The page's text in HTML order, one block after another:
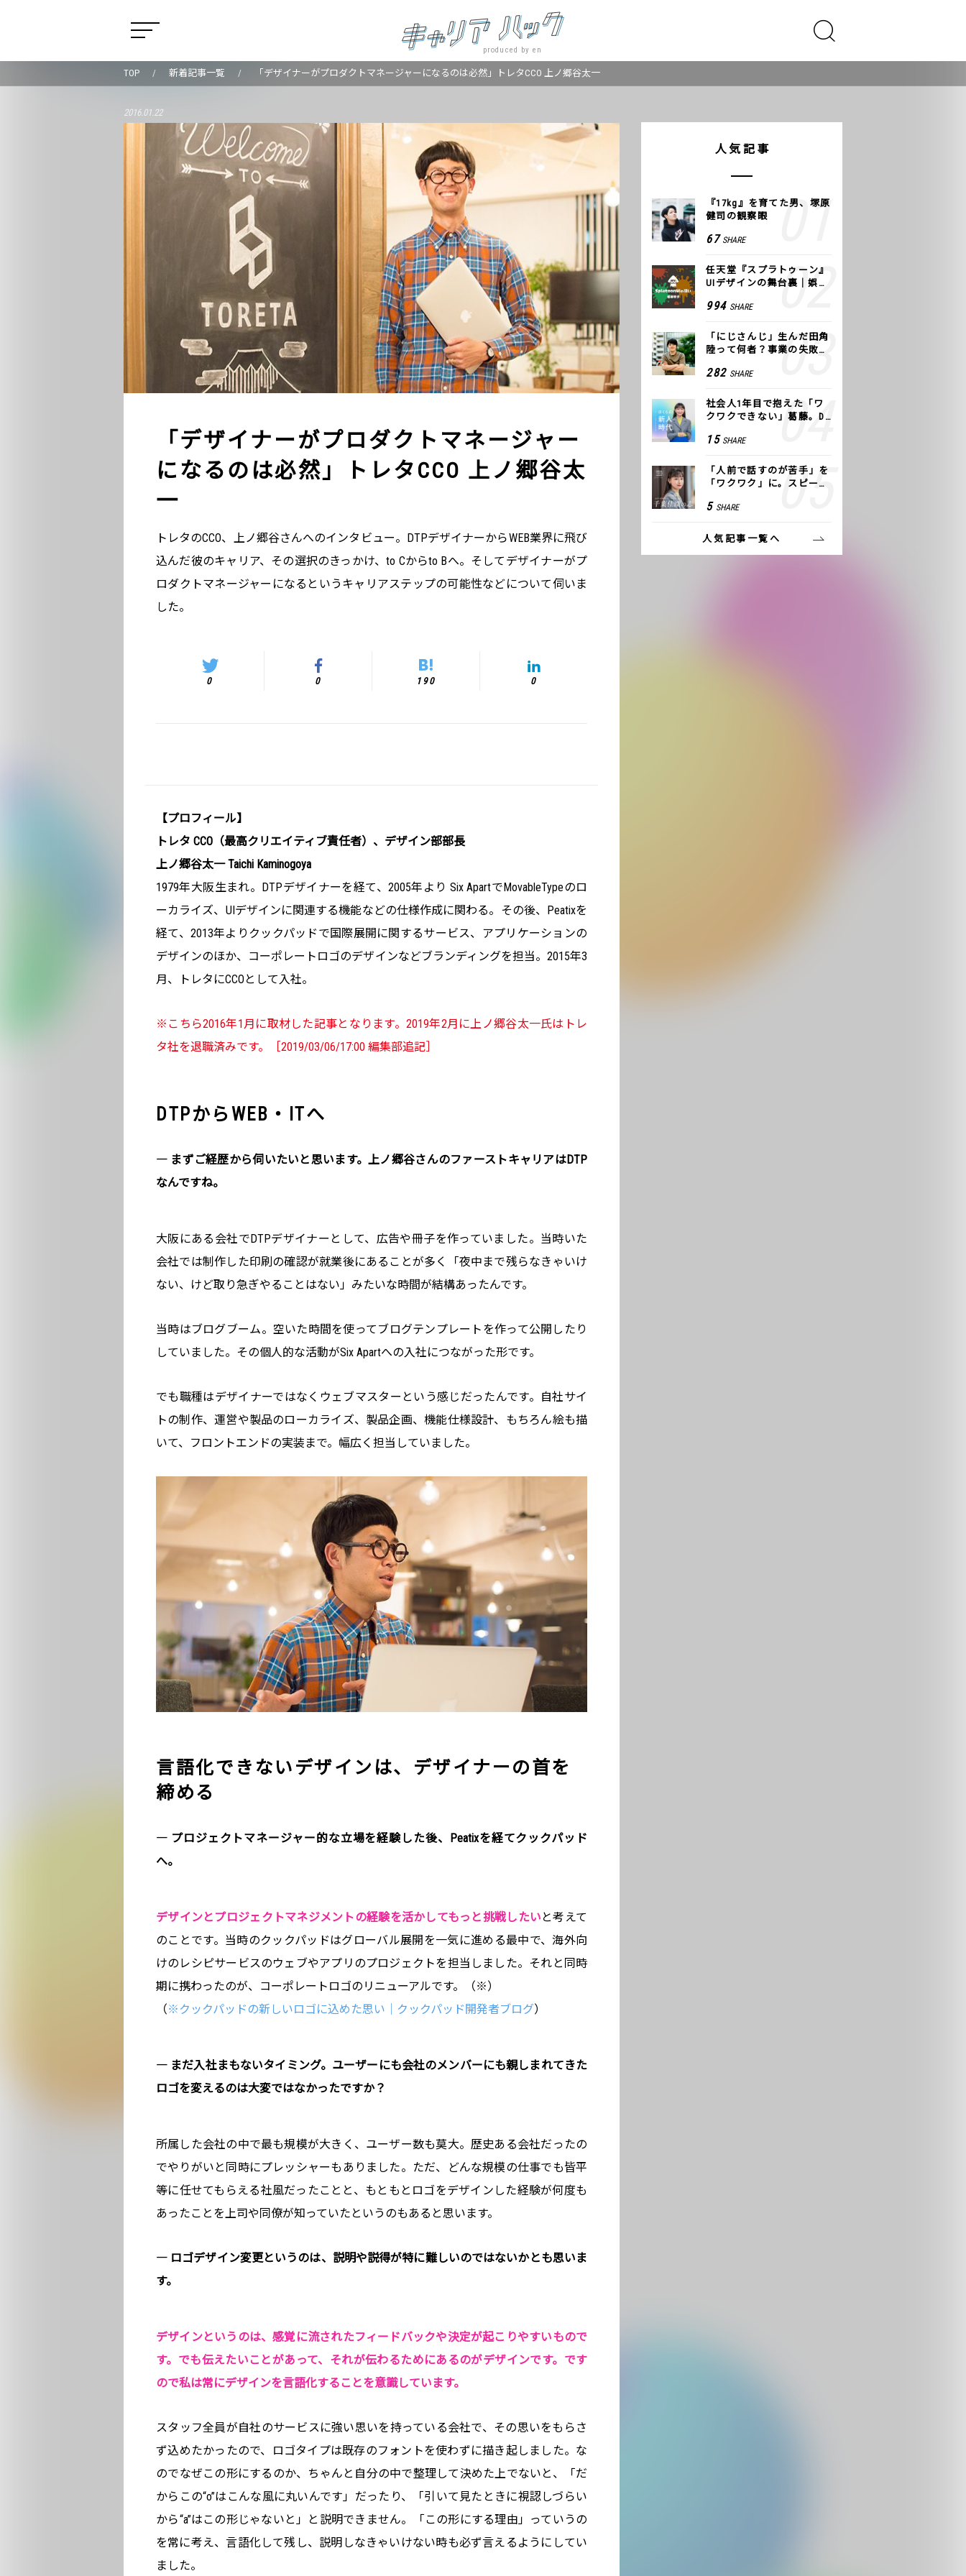
produced by en
TOP 新着記事一覧 「デザイナーがプロダクトマネージャーになるのは必然」トレタCCO 上ノ郷谷太一
2016.01.22
「デザイナーがプロダクトマネージャー
になるのは必然」トレタCCO 上ノ郷谷太
一
トレタのCCO、上ノ郷谷さんへのインタビュー。DTPデザイナーからWEB業界に飛び
込んだ彼のキャリア、その選択のきっかけ、to Cからto Bへ。そしてデザイナーがプ
ロダクトマネージャーになるというキャリアステップの可能性などについて伺いま
した。
0 0 190 0
【プロフィール】
トレタ CCO（最高クリエイティブ責任者）、デザイン部部長
上ノ郷谷太一 Taichi Kaminogoya
1979年大阪生まれ。DTPデザイナーを経て、2005年より Six ApartでMovableTypeのロ
ーカライズ、UIデザインに関連する機能などの仕様作成に関わる。その後、Peatixを
経て、2013年よりクックパッドで国際展開に関するサービス、アプリケーションの
デザインのほか、コーポレートロゴのデザインなどブランディングを担当。2015年3
月、トレタにCCOとして入社。
※こちら2016年1月に取材した記事となります。2019年2月に上ノ郷谷太一氏はトレ
タ社を退職済みです。［2019/03/06/17:00 編集部追記］
DTPからWEB・ITへ
― まずご経歴から伺いたいと思います。上ノ郷谷さんのファーストキャリアはDTP
なんですね。
大阪にある会社でDTPデザイナーとして、広告や冊子を作っていました。当時いた
会社では制作した印刷の確認が就業後にあることが多く「夜中まで残らなきゃいけ
ない、けど取り急ぎやることはない」みたいな時間が結構あったんです。
当時はブログブーム。空いた時間を使ってブログテンプレートを作って公開したり
していました。その個人的な活動がSix Apartへの入社につながった形です。
でも職種はデザイナーではなくウェブマスターという感じだったんです。自社サイ
トの制作、運営や製品のローカライズ、製品企画、機能仕様設計、もちろん絵も描
いて、フロントエンドの実装まで。幅広く担当していました。
言語化できないデザインは、デザイナーの首を
締める
― プロジェクトマネージャー的な立場を経験した後、Peatixを経てクックパッド
へ。
デザインとプロジェクトマネジメントの経験を活かしてもっと挑戦したい と考えて
のことです。当時のクックパッドはグローバル展開を一気に進める最中で、海外向
けのレシピサービスのウェブやアプリのプロジェクトを担当しました。それと同時
期に携わったのが、コーポレートロゴのリニューアルです。（※）
（※クックパッドの新しいロゴに込めた思い｜クックパッド開発者ブログ）
― まだ入社まもないタイミング。ユーザーにも会社のメンバーにも親しまれてきた
ロゴを変えるのは大変ではなかったですか？
所属した会社の中で最も規模が大きく、ユーザー数も莫大。歴史ある会社だったの
でやりがいと同時にプレッシャーもありました。ただ、どんな規模の仕事でも皆平
等に任せてもらえる社風だったことと、もともとロゴをデザインした経験が何度も
あったことを上司や同僚が知っていたというのもあると思います。
― ロゴデザイン変更というのは、説明や説得が特に難しいのではないかとも思いま
す。
デザインというのは、感覚に流されたフィードバックや決定が起こりやすいもので
す。でも伝えたいことがあって、それが伝わるためにあるのがデザインです。です
ので私は常にデザインを言語化することを意識しています。
スタッフ全員が自社のサービスに強い思いを持っている会社で、その思いをもらさ
ず込めたかったので、ロゴタイプは既存のフォントを使わずに描き起しました。な
のでなぜこの形にするのか、ちゃんと自分の中で整理して決めた上でないと、「だ
からこの“o”はこんな風に丸いんです」だったり、「引いて見たときに視認しづらい
から“a”はこの形じゃないと」と説明できません。「この形にする理由」っていうの
を常に考え、言語化して残し、説明しなきゃいけない時も必ず言えるようにしてい
ました。
人気記事
『17kg』を育てた男、塚原
健司の観察眼
67 SHARE
任天堂『スプラトゥーン』
UIデザインの舞台裏｜娯楽
994 SHARE
「にじさんじ」生んだ田角
陸って何者？事業の失敗
COLOR
282 SHARE
社会人1年目で抱えた「ワ
クワクできない」葛藤。De
つけた、私の生きる道
15 SHARE
「人前で話すのが苦手」を
「ワクワク」に。スピーチ
方トレーニング」に込めた
5 SHARE
人気記事一覧へ